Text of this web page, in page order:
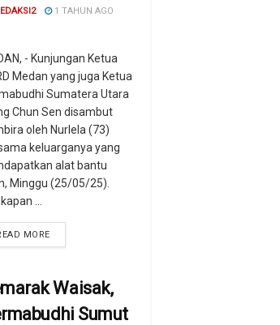
1 TAHUN AGO
- Kunjungan Ketua
Medan yang juga Ketua
Sumatera Utara
Chun Sen disambut
oleh Nurlela (73)
keluarganya yang
alat bantu
Minggu (25/05/25).
...
MORE
Waisak,
Sumut